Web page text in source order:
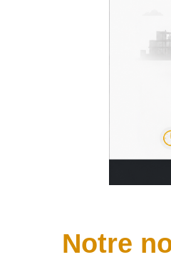
Notre